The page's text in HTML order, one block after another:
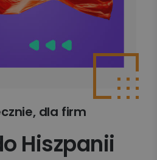
dla firm
Hiszpanii